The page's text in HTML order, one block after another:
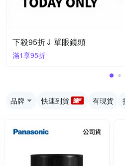
下殺95折⇓ 單眼鏡頭
滿1享95折
品牌 快速到貨 有現貨